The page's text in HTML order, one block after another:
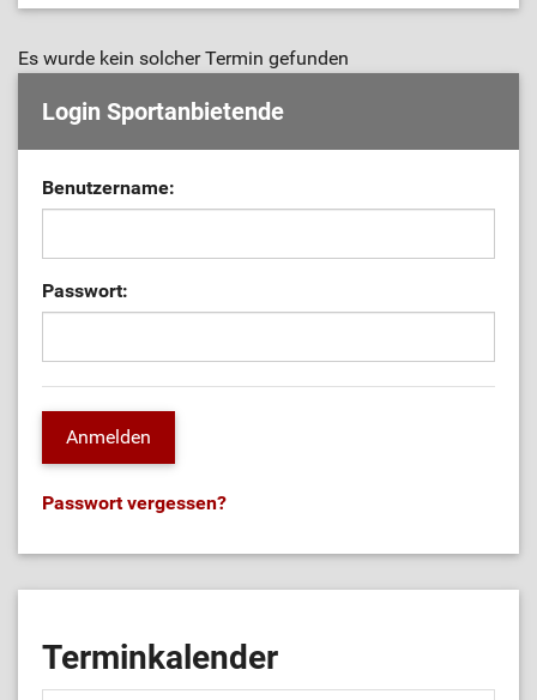
Es wurde kein solcher Termin gefunden
Login Sportanbietende
Benutzername:
Passwort:
Passwort vergessen?
Terminkalender